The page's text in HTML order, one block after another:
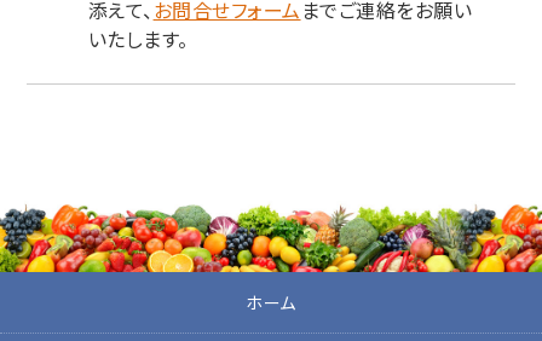
添えて、お問合せフォーム までご連絡をお願い
いたします。
ホーム